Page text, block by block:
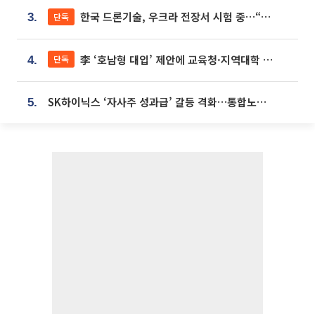
3. 단독 한국 드론기술, 우크라 전장서 시험 중…“스타트업 여러 곳 참여”
4. 단독 李 ‘호남형 대입’ 제안에 교육청·지역대학 서·논술형 입시 연계 '착수'
5. SK하이닉스 ‘자사주 성과급’ 갈등 격화…통합노조 출범 움직임